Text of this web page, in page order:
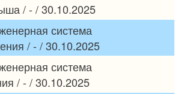
/ - / 30.10.2025
система
/ - / 30.10.2025
система
/ - / 30.10.2025